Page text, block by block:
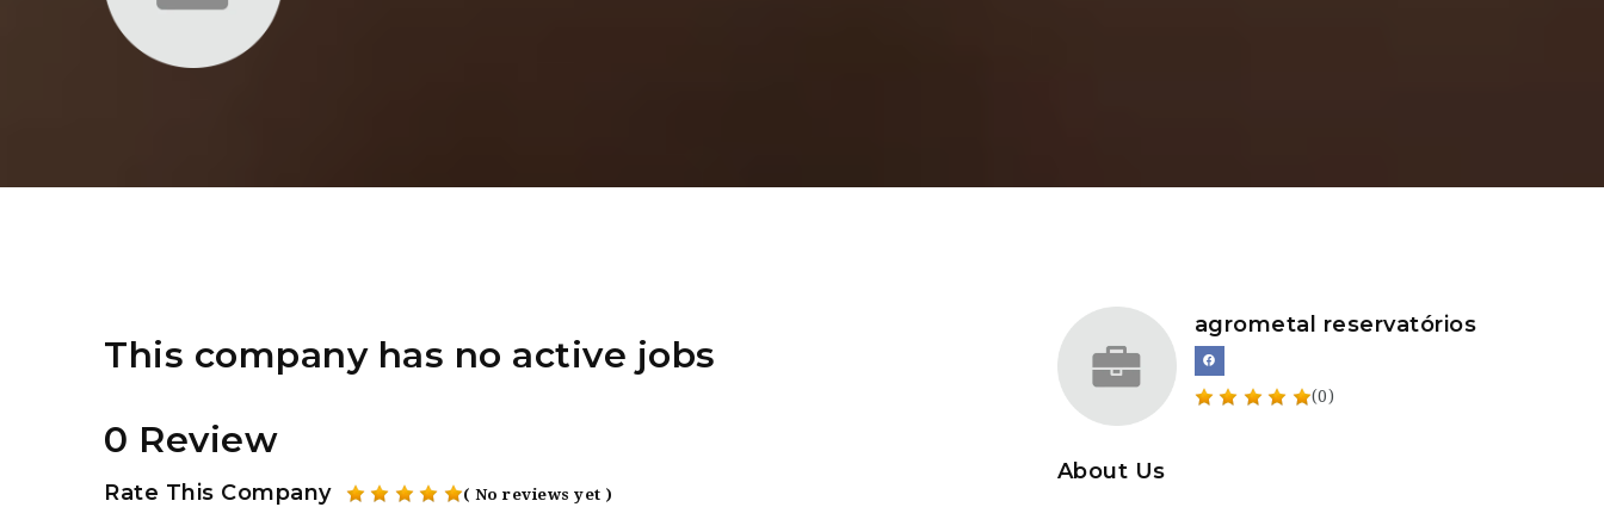
This company has no active jobs
0 Review
Rate This Company ( No reviews yet )
agrometal reservatórios
(0)
About Us